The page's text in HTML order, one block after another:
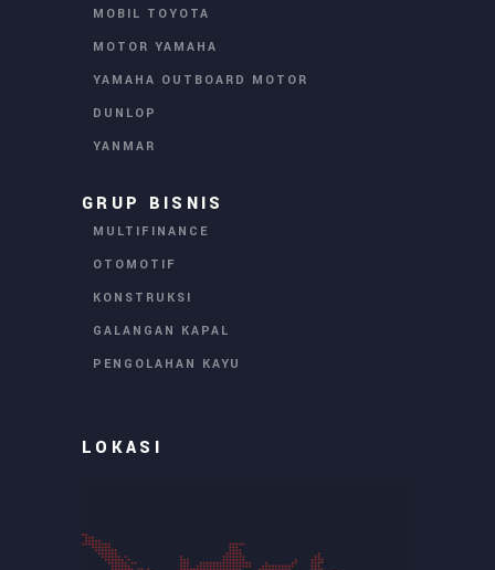
MOBIL TOYOTA
MOTOR YAMAHA
YAMAHA OUTBOARD MOTOR
DUNLOP
YANMAR
GRUP BISNIS
MULTIFINANCE
OTOMOTIF
KONSTRUKSI
GALANGAN KAPAL
PENGOLAHAN KAYU
LOKASI